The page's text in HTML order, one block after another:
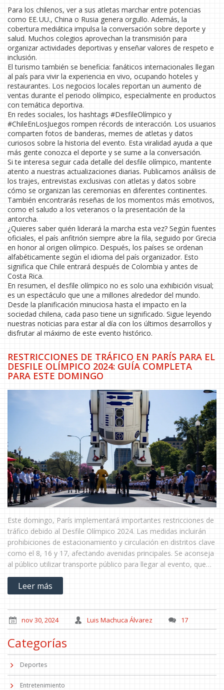
Para los chilenos, ver a sus atletas marchar entre potencias
como EE. UU., China o Rusia genera orgullo. Además, la
cobertura mediática impulsa la conversación sobre deporte y
salud. Muchos colegios aprovechan la transmisión para
organizar actividades deportivas y enseñar valores de respeto e
inclusión.
El turismo también se beneficia: fanáticos internacionales llegan
al país para vivir la experiencia en vivo, ocupando hoteles y
restaurantes. Los negocios locales reportan un aumento de
ventas durante el periodo olímpico, especialmente en productos
con temática deportiva.
En redes sociales, los hashtags #DesfileOlímpico y
#ChileEnLosJuegos rompen récords de interacción. Los usuarios
comparten fotos de banderas, memes de atletas y datos
curiosos sobre la historia del evento. Esta viralidad ayuda a que
más gente conozca el deporte y se sume a la conversación.
Si te interesa seguir cada detalle del desfile olímpico, mantente
atento a nuestras actualizaciones diarias. Publicamos análisis de
los trajes, entrevistas exclusivas con atletas y datos sobre
cómo se organizan las ceremonias en diferentes continentes.
También encontrarás reseñas de los momentos más emotivos,
como el saludo a los veteranos o la presentación de la
antorcha.
¿Quieres saber quién liderará la marcha esta vez? Según fuentes
oficiales, el país anfitrión siempre abre la fila, seguido por Grecia
en honor al origen olímpico. Después, los países se ordenan
alfabéticamente según el idioma del país organizador. Esto
significa que Chile entrará después de Colombia y antes de
Costa Rica.
En resumen, el desfile olímpico no es solo una exhibición visual;
es un espectáculo que une a millones alrededor del mundo.
Desde la planificación minuciosa hasta el impacto en la
sociedad chilena, cada paso tiene un significado. Sigue leyendo
nuestras noticias para estar al día con los últimos desarrollos y
disfrutar al máximo de este evento histórico.
RESTRICCIONES DE TRÁFICO EN PARÍS PARA EL
DESFILE OLÍMPICO 2024: GUÍA COMPLETA
PARA ESTE DOMINGO
Este domingo, París implementará importantes restricciones de
tráfico debido al Desfile Olímpico 2024. Las medidas incluirán
prohibiciones de estacionamiento y circulación en distritos clave
como el 8, 16 y 17, afectando avenidas principales. Se aconseja
al público utilizar transporte público para llegar al evento, que
comienza a las 4 p.m., seguido de una celebración impactante
hasta la medianoche.
Leer más
nov 30, 2024 Luis Machuca Álvarez 17
Categorías
Deportes
Entretenimiento